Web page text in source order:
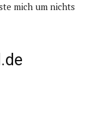
mich um nichts